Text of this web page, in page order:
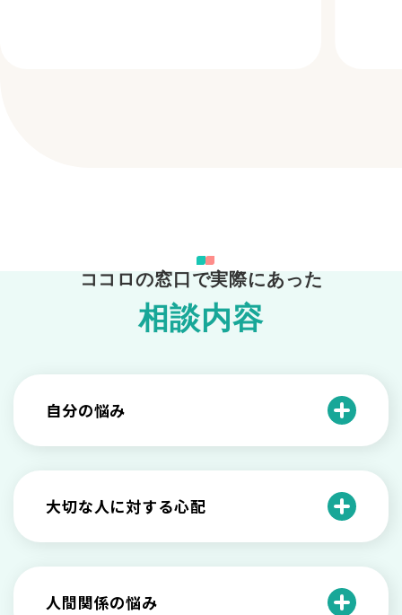
ココロの窓口で実際にあった
相談内容
自分の悩み
自分を変えたい
仕事や学業についての悩み
生活の変化についての悩み
大切な人に対する心配
親・家族・友人に対しての心配
人間関係の悩み